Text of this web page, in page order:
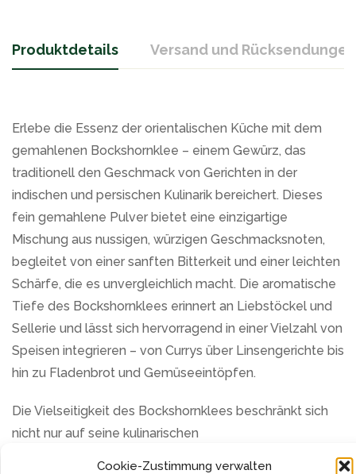
Cookie-Zustimmung verwalten
Produktdetails Versand und Rücksendungen
Erlebe die Essenz der orientalischen Küche mit dem
gemahlenen Bockshornklee – einem Gewürz, das
traditionell den Geschmack von Gerichten in der
indischen und persischen Kulinarik bereichert. Dieses
fein gemahlene Pulver bietet eine einzigartige
Mischung aus nussigen, würzigen Geschmacksnoten,
begleitet von einer sanften Bitterkeit und einer leichten
Schärfe, die es unvergleichlich macht. Die aromatische
Tiefe des Bockshornklees erinnert an Liebstöckel und
Sellerie und lässt sich hervorragend in einer Vielzahl von
Speisen integrieren – von Currys über Linsengerichte bis
hin zu Fladenbrot und Gemüseeintöpfen.
Die Vielseitigkeit des Bockshornklees beschränkt sich
nicht nur auf seine kulinarischen